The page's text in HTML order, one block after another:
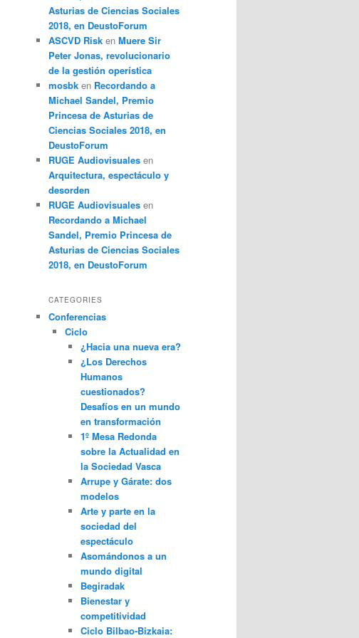
Asturias de Ciencias Sociales
2018, en DeustoForum
ASCVD Risk en Muere Sir
Peter Jonas, revolucionario
de la gestión operística
mosbk en Recordando a
Michael Sandel, Premio
Princesa de Asturias de
Ciencias Sociales 2018, en
DeustoForum
RUGE Audiovisuales en
Arquitectura, espectáculo y
desorden
RUGE Audiovisuales en
Recordando a Michael
Sandel, Premio Princesa de
Asturias de Ciencias Sociales
2018, en DeustoForum
CATEGORIES
Conferencias
Ciclo
¿Hacia una nueva era?
¿Los Derechos
Humanos
cuestionados?
Desafíos en un mundo
en transformación
1º Mesa Redonda
sobre la Actualidad en
la Sociedad Vasca
Arrupe y Gárate: dos
modelos
Arte y parte en la
sociedad del
espectáculo
Asomándonos a un
mundo digital
Begiradak
Bienestar y
competitividad
Ciclo Bilbao-Bizkaia: